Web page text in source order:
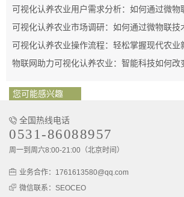
可视化认养农业用户需求分析：如何通过微物
可视化认养农业市场调研：如何通过微物联技
可视化认养农业操作流程：轻松掌握现代农业
物联网助力可视化认养农业：智能科技如何改
您可能感兴趣
全国热线电话
0531-86088957
周一到周六8:00-21:00（北京时间）
业务合作：1761613580@qq.com
微信联系：SEOCEO